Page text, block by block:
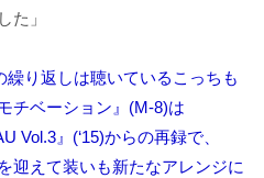
た」
り返しは聴いているこっちも
チベーション』(M-8)は
Vol.3』(‘15)からの再録で、
迎えて装いも新たなアレンジに